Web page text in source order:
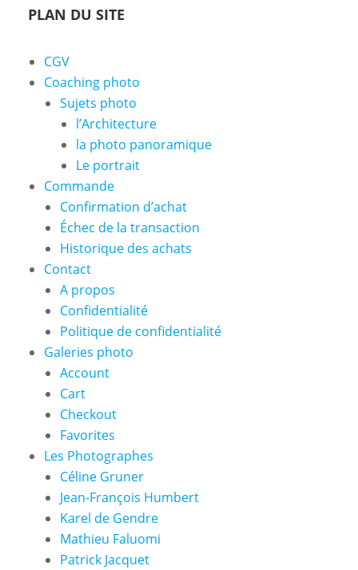
PLAN DU SITE
CGV
Coaching photo
Sujets photo
l’Architecture
la photo panoramique
Le portrait
Commande
Confirmation d’achat
Échec de la transaction
Historique des achats
Contact
A propos
Confidentialité
Politique de confidentialité
Galeries photo
Account
Cart
Checkout
Favorites
Les Photographes
Céline Gruner
Jean-François Humbert
Karel de Gendre
Mathieu Faluomi
Patrick Jacquet